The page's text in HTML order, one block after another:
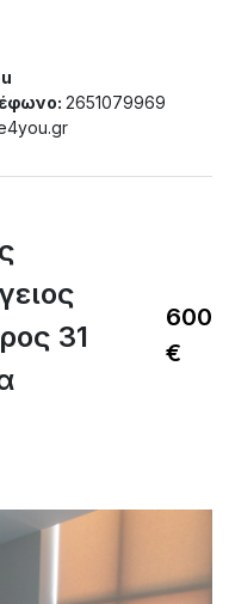
2651079969
31
600
€